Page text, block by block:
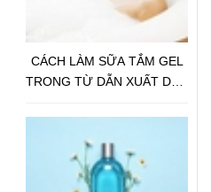
CÁCH LÀM SỮA TẮM GEL
TRONG TỪ DẪN XUẤT DẦU